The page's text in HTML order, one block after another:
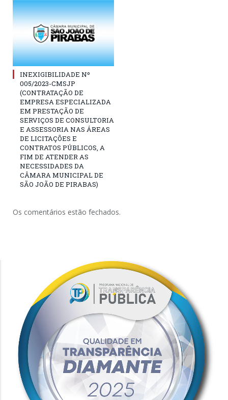
INEXIGIBILIDADE Nº
005/2023-CMSJP
(CONTRATAÇÃO DE
EMPRESA ESPECIALIZADA
EM PRESTAÇÃO DE
SERVIÇOS DE CONSULTORIA
E ASSESSORIA NAS ÁREAS
DE LICITAÇÕES E
CONTRATOS PÚBLICOS, A
FIM DE ATENDER AS
NECESSIDADES DA
CÂMARA MUNICIPAL DE
SÃO JOÃO DE PIRABAS)
Os comentários estão fechados.